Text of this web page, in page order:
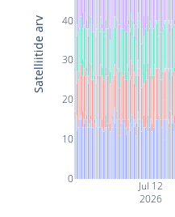
Jul 12
2026
0
10
20
30
40
Satelliitide arv